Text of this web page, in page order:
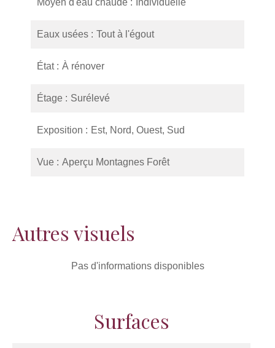
Moyen d'eau chaude Individuelle
Eaux usées Tout à l'égout
État À rénover
Étage Surélevé
Exposition Est, Nord, Ouest, Sud
Vue Aperçu Montagnes Forêt
Autres visuels
Pas d'informations disponibles
Surfaces